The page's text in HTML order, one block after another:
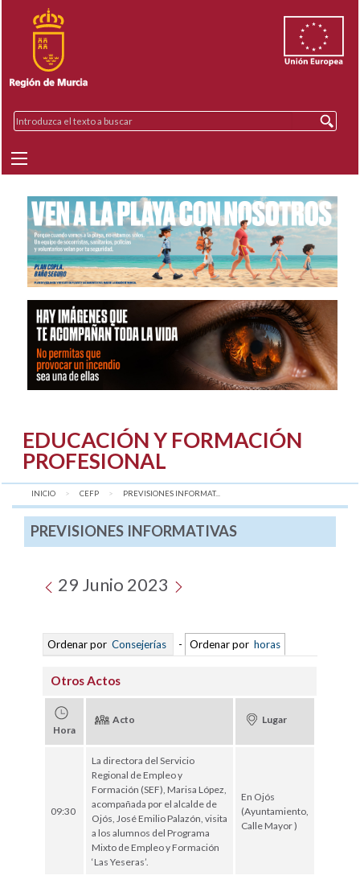
EDUCACIÓN Y FORMACIÓN
PROFESIONAL
INICIO CEFP AQUÍ:
PREVISIONES INFORMAT...
PREVISIONES INFORMATIVAS
29 Junio 2023
Ordenar por Consejerías - Ordenar por horas
Otros Actos
Hora
Acto Lugar
09:30
La directora del Servicio
Regional de Empleo y
Formación (SEF), Marisa López,
acompañada por el alcalde de
Ojós, José Emilio Palazón, visita
a los alumnos del Programa
Mixto de Empleo y Formación
‘Las Yeseras’.
En Ojós
(Ayuntamiento,
Calle Mayor )